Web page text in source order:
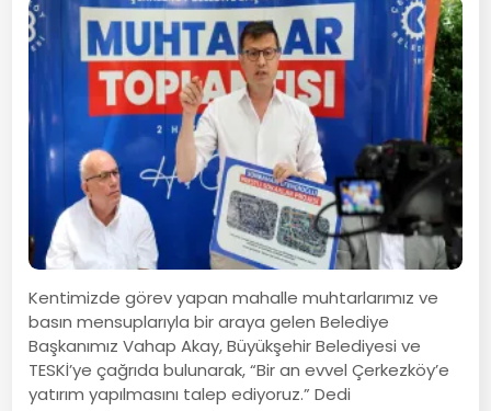
Kentimizde görev yapan mahalle muhtarlarımız ve
basın mensuplarıyla bir araya gelen Belediye
Başkanımız Vahap Akay, Büyükşehir Belediyesi ve
TESKİ’ye çağrıda bulunarak, “Bir an evvel Çerkezköy’e
yatırım yapılmasını talep ediyoruz.” Dedi